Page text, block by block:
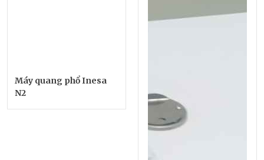
Máy quang phổ Inesa
N2